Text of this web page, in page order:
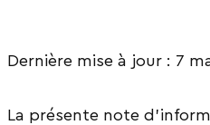
Dernière mise à jour : 7
La présente note